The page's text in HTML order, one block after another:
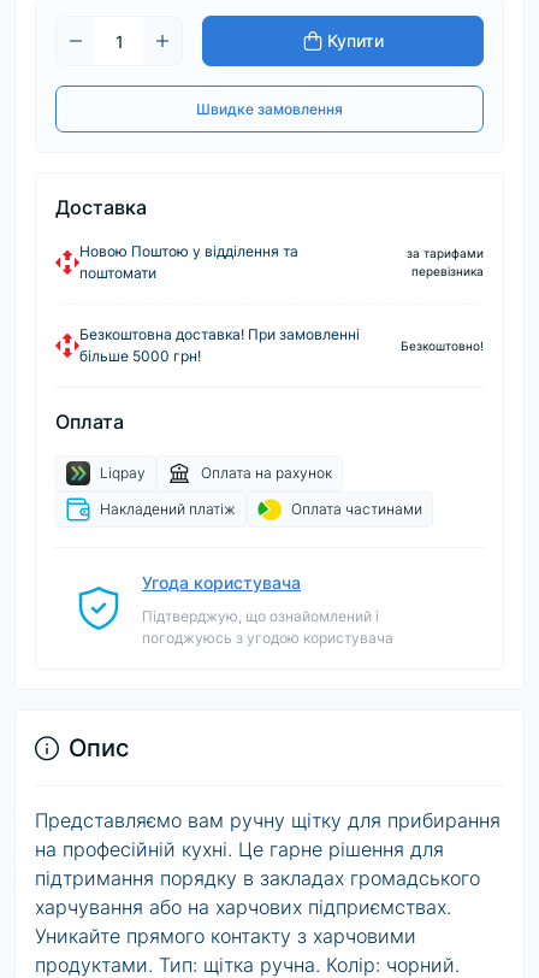
Купити
Швидке замовлення
Доставка
Новою Поштою у відділення та
поштомати
за тарифами
перевізника
Безкоштовна доставка! При замовленні
більше 5000 грн!
Безкоштовно!
Оплата
Liqpay
Оплата на рахунок
Накладений платіж
Оплата частинами
Угода користувача
Підтверджую, що ознайомлений і
погоджуюсь з угодою користувача
Опис
Представляємо вам ручну щітку для прибирання
на професійній кухні. Це гарне рішення для
підтримання порядку в закладах громадського
харчування або на харчових підприємствах.
Уникайте прямого контакту з харчовими
продуктами. Тип: щітка ручна. Колір: чорний.